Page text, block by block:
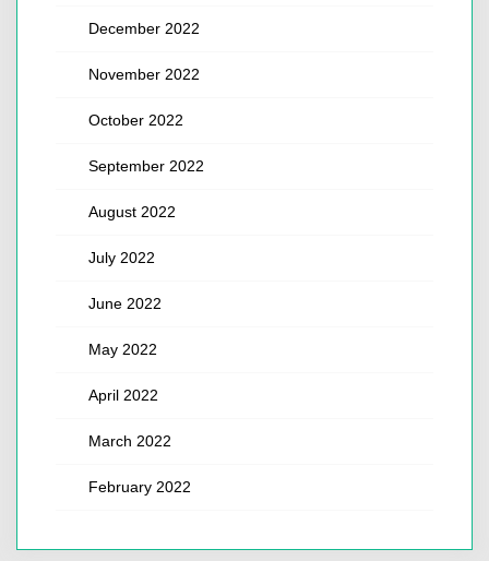
December 2022
November 2022
October 2022
September 2022
August 2022
July 2022
June 2022
May 2022
April 2022
March 2022
February 2022